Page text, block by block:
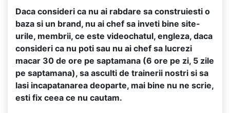
Daca consideri ca nu ai rabdare sa construiesti o
baza si un brand, nu ai chef sa inveti bine site-
urile, membrii, ce este videochatul, engleza, daca
consideri ca nu poti sau nu ai chef sa lucrezi
macar 30 de ore pe saptamana (6 ore pe zi, 5 zile
pe saptamana), sa asculti de trainerii nostri si sa
lasi incapatanarea deoparte, mai bine nu ne scrie,
esti fix ceea ce nu cautam.